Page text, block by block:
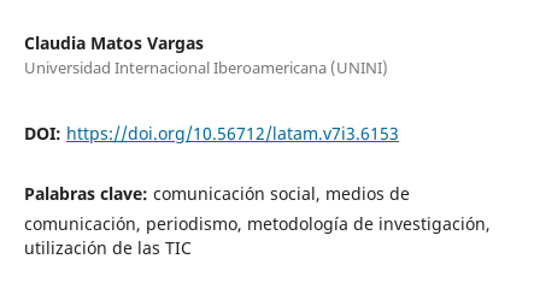
Claudia Matos Vargas
Universidad Internacional Iberoamericana (UNINI)
DOI: https://doi.org/10.56712/latam.v7i3.6153
Palabras clave: comunicación social, medios de
comunicación, periodismo, metodología de investigación,
utilización de las TIC